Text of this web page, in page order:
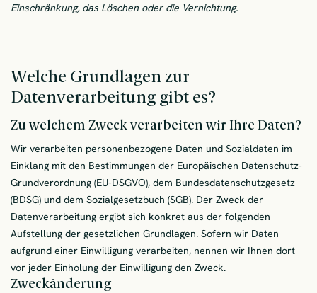
Einschränkung, das Löschen oder die Vernichtung.
Welche Grundlagen zur
Datenverarbeitung gibt es?
Zu welchem Zweck verarbeiten wir Ihre Daten?
Wir verarbeiten personenbezogene Daten und Sozialdaten im
Einklang mit den Bestimmungen der Europäischen Datenschutz-
Grundverordnung (EU-DSGVO), dem Bundesdatenschutzgesetz
(BDSG) und dem Sozialgesetzbuch (SGB). Der Zweck der
Datenverarbeitung ergibt sich konkret aus der folgenden
Aufstellung der gesetzlichen Grundlagen. Sofern wir Daten
aufgrund einer Einwilligung verarbeiten, nennen wir Ihnen dort
vor jeder Einholung der Einwilligung den Zweck.
Zweckänderung